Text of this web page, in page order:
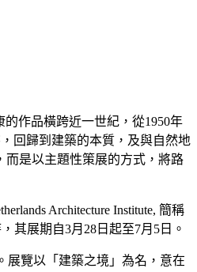
作品橫跨近一世紀，從1950年
回歸到建築的本質，及與自然地
而是以主題性策展的方式，將路
Architecture Institute, 簡稱
其展期自3月28日起至7月5日。
展覽以「建築之境」為名，意在